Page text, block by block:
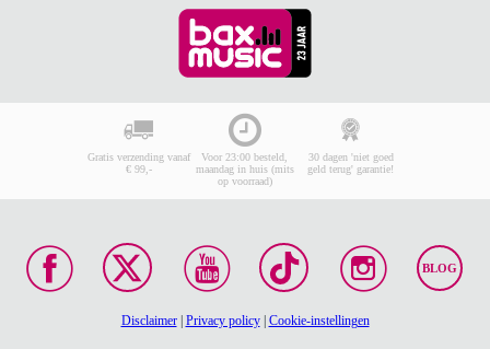
Gratis verzending vanaf
€ 99,-
Voor 23:00 besteld,
maandag in huis (mits
op voorraad)
30 dagen 'niet goed
geld terug' garantie!
BLOG
Disclaimer| Privacy policy| Cookie-instellingen